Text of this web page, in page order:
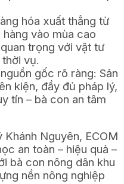
hóa xuất thẳng từ
vào mùa cao
trọng với vật tư
vụ.
gốc rõ ràng: Sản
kiện, đầy đủ pháp lý,
tín – bà con an tâm
Nguyên, ECOM
an toàn – hiệu quả –
bà con nông dân khu
nền nông nghiệp